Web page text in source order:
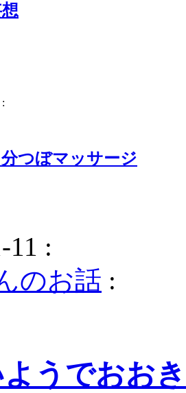
:
つぼマッサージ
11 :
のお話 :
うでおお